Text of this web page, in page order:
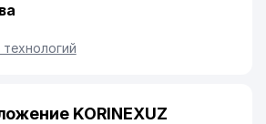
KORINEXUZ